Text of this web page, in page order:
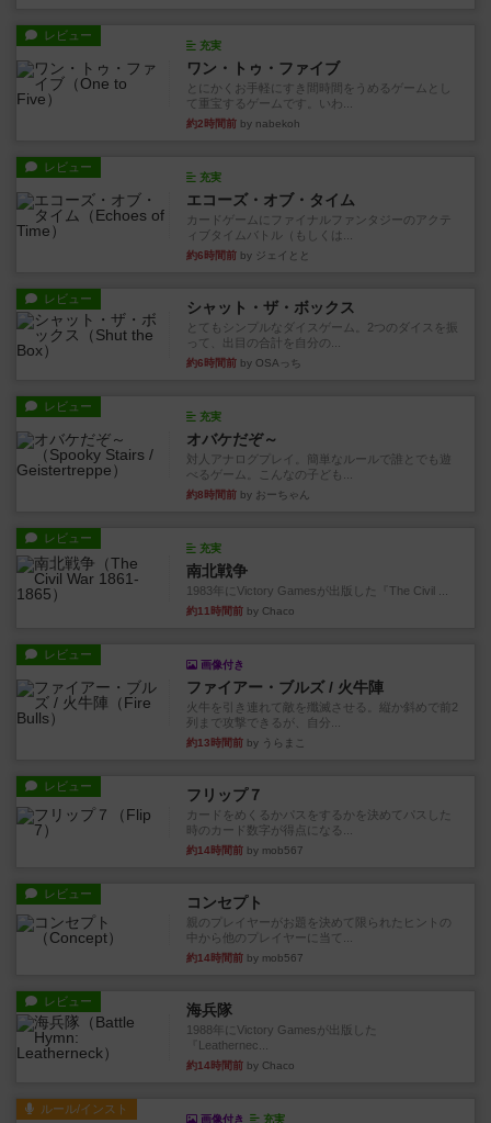
レビュー
充実
ワン・トゥ・ファイブ
とにかくお手軽にすき間時間をうめるゲームとし
て重宝するゲームです。いわ...
約2時間前 by nabekoh
レビュー
充実
エコーズ・オブ・タイム
カードゲームにファイナルファンタジーのアクテ
ィブタイムバトル（もしくは...
約6時間前 by ジェイとと
レビュー シャット・ザ・ボックス
とてもシンプルなダイスゲーム。2つのダイスを振
って、出目の合計を自分の...
約6時間前 by OSAっち
レビュー
充実
オバケだぞ～
対人アナログプレイ。簡単なルールで誰とでも遊
べるゲーム。こんなの子ども...
約8時間前 by おーちゃん
レビュー
充実
南北戦争
1983年にVictory Gamesが出版した『The Civil ...
約11時間前 by Chaco
レビュー
画像付き
ファイアー・ブルズ / 火牛陣
火牛を引き連れて敵を殲滅させる。縦か斜めで前2
列まで攻撃できるが、自分...
約13時間前 by うらまこ
レビュー フリップ７
カードをめくるかパスをするかを決めてパスした
時のカード数字が得点になる...
約14時間前 by mob567
レビュー コンセプト
親のプレイヤーがお題を決めて限られたヒントの
中から他のプレイヤーに当て...
約14時間前 by mob567
レビュー 海兵隊
1988年にVictory Gamesが出版した
『Leathernec...
約14時間前 by Chaco
ルール/インスト
画像付き 充実